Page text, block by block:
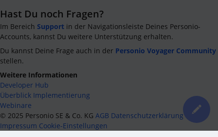
Hast Du noch Fragen?
Im Bereich Support in der Navigationsleiste Deines Personio-
Accounts, kannst Du weitere Unterstützung erhalten.
Du kannst Deine Frage auch in der Personio Voyager Community
stellen.
Weitere Informationen
Developer Hub
Überblick Implementierung
Webinare
© 2025 Personio SE & Co. KG AGB Datenschutzerklärung
Impressum Cookie-Einstellungen